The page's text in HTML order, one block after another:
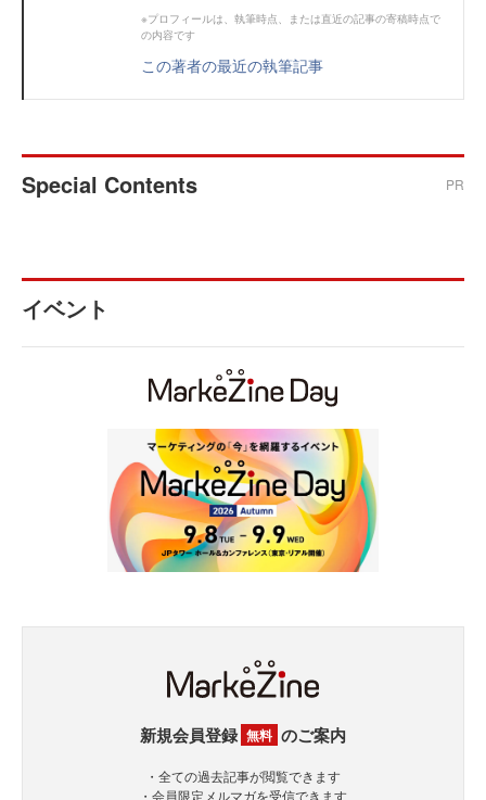
※プロフィールは、執筆時点、または直近の記事の寄稿時点で
の内容です
この著者の最近の執筆記事
Special Contents PR
イベント
新規会員登録 無料 のご案内
・全ての過去記事が閲覧できます
・会員限定メルマガを受信できます